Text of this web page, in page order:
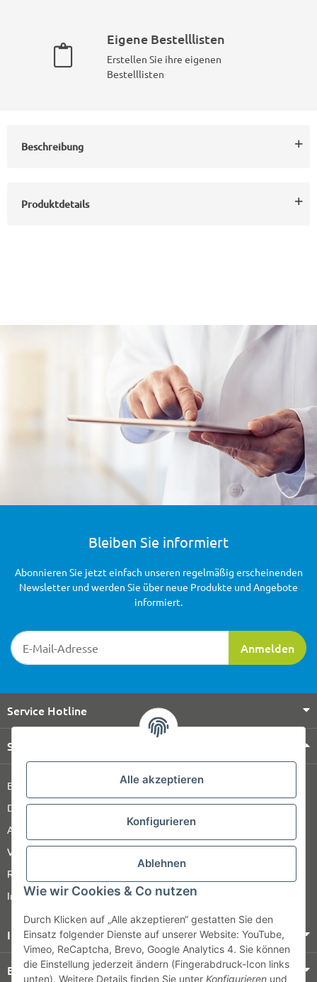
Alle akzeptieren
Konfigurieren
Ablehnen
Wie wir Cookies & Co nutzen
Durch Klicken auf „Alle akzeptieren“ gestatten Sie den
Einsatz folgender Dienste auf unserer Website: YouTube,
Vimeo, ReCaptcha, Brevo, Google Analytics 4. Sie können
die Einstellung jederzeit ändern (Fingerabdruck-Icon links
unten). Weitere Details finden Sie unter Konfigurieren und
Eigene Bestelllisten
Erstellen Sie ihre eigenen
Bestelllisten
Beschreibung
Produktdetails
Bleiben Sie informiert
Newsletter-Registrierung
Anmelden
Abonnieren Sie jetzt einfach unseren regelmäßig erscheinenden
Newsletter und werden Sie über neue Produkte und Angebote
informiert.
Service Hotline
Shop Service
Barrierefreiheitserklärung
Datenschutz
AGB
Versandinformationen
Retour
Impressum
Informationen
Bezahlung & Versand